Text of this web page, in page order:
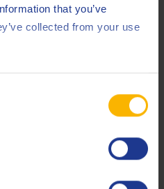
that you’ve
collected from your use
KES 07.851.2